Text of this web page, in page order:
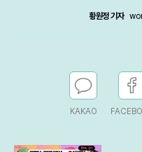
황원정 기자
KAKAO